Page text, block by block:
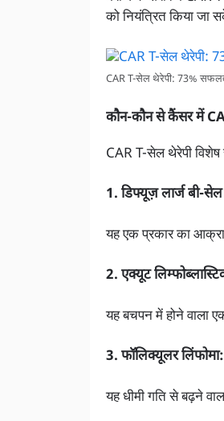
को नियंत्रित किया जा
CAR T-सेल थेरेपी: 73%
कौन-कौन से कैंसर में
CAR T-सेल थेरेपी
1. डिफ्यूज़ लार्ज बी-
यह एक प्रकार का
2. एक्यूट
यह बचपन में होने वाला
3. फॉलिक्यूलर लिंफोमा:
यह धीमी गति से बढ़ने